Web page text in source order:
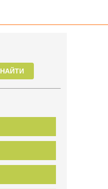
НАЙТИ